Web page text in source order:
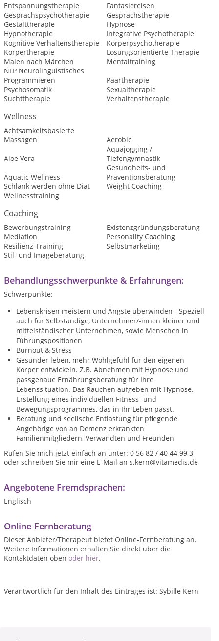
Entspannungstherapie
Fantasiereisen
Gesprächspsychotherapie
Gesprächstherapie
Gestalttherapie
Hypnose
Hypnotherapie
Integrative Psychotherapie
Kognitive Verhaltenstherapie
Körperpsychotherapie
Körpertherapie
Lösungsorientierte Therapie
Malen nach Märchen
Mentaltraining
NLP Neurolinguistisches
Programmieren
Paartherapie
Psychosomatik
Sexualtherapie
Suchttherapie
Verhaltenstherapie
Wellness
Achtsamkeitsbasierte
Massagen
Aerobic
Aloe Vera
Aquajogging /
Tiefengymnastik
Aquatic Wellness
Gesundheits- und
Präventionsberatung
Schlank werden ohne Diät
Weight Coaching
Wellnesstraining
Coaching
Bewerbungstraining
Existenzgründungsberatung
Mediation
Personality Coaching
Resilienz-Training
Selbstmarketing
Stil- und Imageberatung
Behandlungsschwerpunkte & Erfahrungen:
Schwerpunkte:
Lebenskrisen meistern und Ängste überwinden - Speziell
auch für Selbständige, Unternehmer/-innen kleiner und
mittelständischer Unternehmen, sowie Menschen in
Führungspositionen
Burnout & Stress
Gesünder leben, mehr Wohlgefühl für den eigenen
Körper entwickeln. Z.B. Abnehmen mit Hypnose und
passgenaue Ernährungsberatung für Ihre
Lebenssituation. Das Rauchen aufgeben mit Hypnose.
Erstellung eines individuellen Fitness- und
Bewegungsprogrammes, das in Ihr Leben passt.
Beratung und seelische Entlastung für pflegende
Angehörige von an Demenz erkrankten
Familienmitgliedern, Verwandten und Freunden.
Rufen Sie mich jetzt einfach an unter: 0 56 82 / 40 44 99 3
oder schreiben Sie mir eine E-Mail an s.kern@vitamedis.de
Angebotene Fremdsprachen:
Englisch
Online-Fernberatung
Dieser Anbieter/Therapeut bietet Online-Fernberatung an.
Weitere Informationen erhalten Sie direkt über die
Kontaktdaten oben oder hier.
Verantwortlich für den Inhalt des Eintrages ist: Sybille Kern